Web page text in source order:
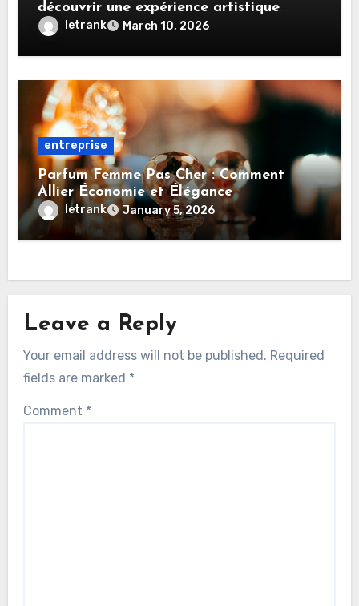
découvrir une expérience artistique
uniqueletrank March 10, 2026
entreprise
Parfum Femme Pas Cher : Comment
Allier Économie et Élégance
letrank January 5, 2026
Leave a Reply
Your email address will not be published. Required
fields are marked *
Comment *